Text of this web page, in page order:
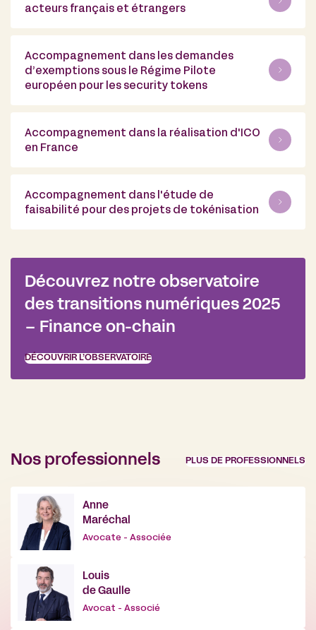
acteurs français et étrangers
Accompagnement dans les demandes
d’exemptions sous le Régime Pilote
européen pour les security tokens
Accompagnement dans la réalisation d'ICO
en France
Accompagnement dans l'étude de
faisabilité pour des projets de tokénisation
Découvrez notre observatoire
des transitions numériques 2025
– Finance on-chain
DÉCOUVRIR L’OBSERVATOIRE
Nos professionnels PLUS DE PROFESSIONNELS
Anne
Maréchal
Avocate - Associée
Louis
de Gaulle
Avocat - Associé